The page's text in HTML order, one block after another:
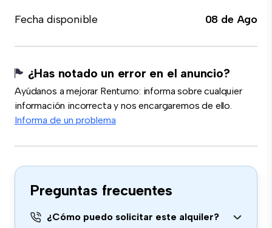
Fecha disponible
08 de Ago
¿Has notado un error en el anuncio?
Ayúdanos a mejorar Rentumo: informa sobre cualquier
información incorrecta y nos encargaremos de ello.
Informa de un problema
Preguntas frecuentes
¿Cómo puedo solicitar este alquiler?